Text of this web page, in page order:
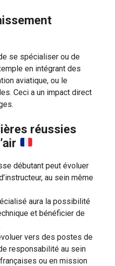
se spécialiser ou de
en intégrant des
aviatique, ou le
Ceci a un impact direct
réussies
débutant peut évoluer
au sein même
aura la possibilité
et bénéficier de
vers des postes de
responsabilité au sein
ou en mission